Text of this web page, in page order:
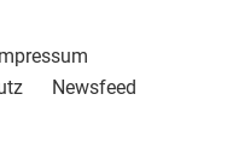
Newsfeed